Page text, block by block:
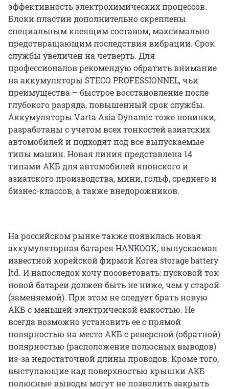
эффективность электрохимических процессов.
Блоки пластин дополнительно скреплены
специальным клеящим составом, максимально
предотвращающим последствия вибрации. Срок
службы увеличен на четверть. Для
профессионалов рекомендую обратить внимание
на аккумуляторы STECO PROFESSIONNEL, чьи
преимущества – быстрое восстановление после
глубокого разряда, повышенный срок службы.
Аккумуляторы Varta Asia Dynamic тоже новинки,
разработаны с учетом всех тонкостей азиатских
автомобилей и подходят под все выпускаемые
типы машин. Новая линия представлена 14
типами АКБ для автомобилей японского и
азиатского производства, мини, гольф, среднего и
бизнес-классов, а также внедорожников.
На российском рынке также появилась новая
аккумуляторная батарея HANKOOK, выпускаемая
известной корейской фирмой Korea storage battery
ltd. И напоследок хочу посоветовать: пусковой ток
новой батареи должен быть не ниже, чем у старой
(заменяемой). При этом не следует брать новую
АКБ с меньшей электрической емкостью. Не
всегда возможно установить ее с прямой
полярностью на место АКБ с реверсной (обратной)
полярностью (расположение полюсных выводов)
из-за недостаточной длины проводов. Кроме того,
выступающие над поверхностью крышки АКБ
полюсные выводы могут не позволить закрыть